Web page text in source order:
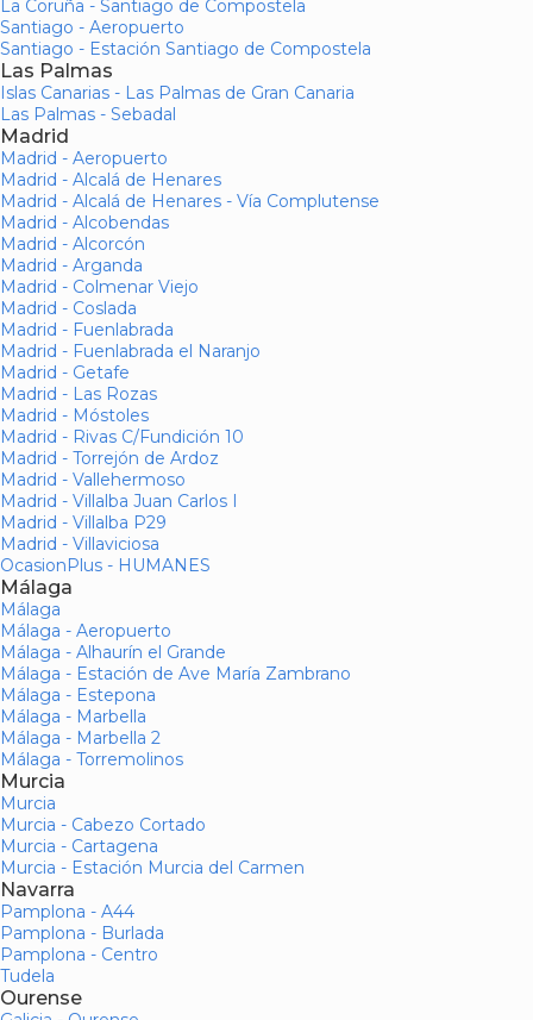
La Coruña - Santiago de Compostela
Santiago - Aeropuerto
Santiago - Estación Santiago de Compostela
Las Palmas
Islas Canarias - Las Palmas de Gran Canaria
Las Palmas - Sebadal
Madrid
Madrid - Aeropuerto
Madrid - Alcalá de Henares
Madrid - Alcalá de Henares - Vía Complutense
Madrid - Alcobendas
Madrid - Alcorcón
Madrid - Arganda
Madrid - Colmenar Viejo
Madrid - Coslada
Madrid - Fuenlabrada
Madrid - Fuenlabrada el Naranjo
Madrid - Getafe
Madrid - Las Rozas
Madrid - Móstoles
Madrid - Rivas C/Fundición 10
Madrid - Torrejón de Ardoz
Madrid - Vallehermoso
Madrid - Villalba Juan Carlos I
Madrid - Villalba P29
Madrid - Villaviciosa
OcasionPlus - HUMANES
Málaga
Málaga
Málaga - Aeropuerto
Málaga - Alhaurín el Grande
Málaga - Estación de Ave María Zambrano
Málaga - Estepona
Málaga - Marbella
Málaga - Marbella 2
Málaga - Torremolinos
Murcia
Murcia
Murcia - Cabezo Cortado
Murcia - Cartagena
Murcia - Estación Murcia del Carmen
Navarra
Pamplona - A44
Pamplona - Burlada
Pamplona - Centro
Tudela
Ourense